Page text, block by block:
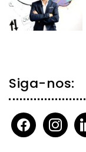
Siga-nos:
facebookinstagram